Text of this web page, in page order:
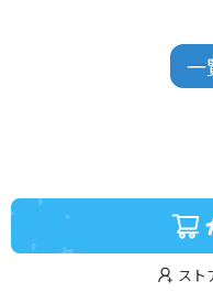
スト
一